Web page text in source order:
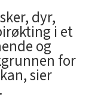
dyr,
i et
og
for
sier